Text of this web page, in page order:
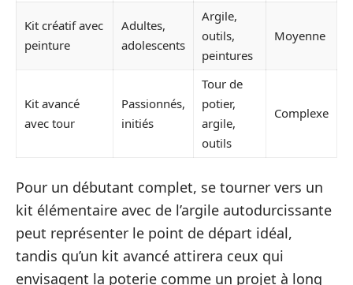
Kit créatif avec
peinture
Adultes,
adolescents
Argile,
outils,
peintures
Moyenne
Kit avancé
avec tour
Passionnés,
initiés
Tour de
potier,
argile,
outils
Complexe
Pour un débutant complet, se tourner vers un
kit élémentaire avec de l’argile autodurcissante
peut représenter le point de départ idéal,
tandis qu’un kit avancé attirera ceux qui
envisagent la poterie comme un projet à long